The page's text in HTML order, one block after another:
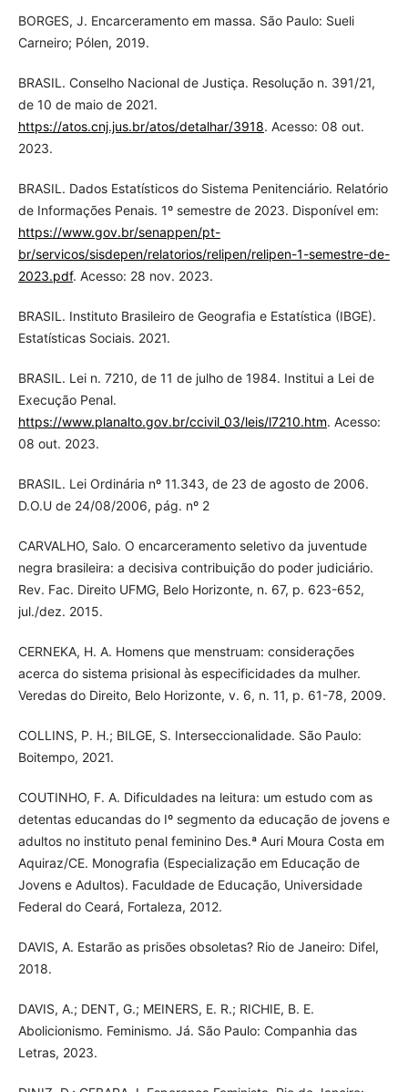
BORGES, J. Encarceramento em massa. São Paulo: Sueli
Carneiro; Pólen, 2019.
BRASIL. Conselho Nacional de Justiça. Resolução n. 391/21,
de 10 de maio de 2021.
https://atos.cnj.jus.br/atos/detalhar/3918. Acesso: 08 out.
2023.
BRASIL. Dados Estatísticos do Sistema Penitenciário. Relatório
de Informações Penais. 1º semestre de 2023. Disponível em:
https://www.gov.br/senappen/pt-
br/servicos/sisdepen/relatorios/relipen/relipen-1-semestre-de-
2023.pdf. Acesso: 28 nov. 2023.
BRASIL. Instituto Brasileiro de Geografia e Estatística (IBGE).
Estatísticas Sociais. 2021.
BRASIL. Lei n. 7210, de 11 de julho de 1984. Institui a Lei de
Execução Penal.
https://www.planalto.gov.br/ccivil_03/leis/l7210.htm. Acesso:
08 out. 2023.
BRASIL. Lei Ordinária nº 11.343, de 23 de agosto de 2006.
D.O.U de 24/08/2006, pág. nº 2
CARVALHO, Salo. O encarceramento seletivo da juventude
negra brasileira: a decisiva contribuição do poder judiciário.
Rev. Fac. Direito UFMG, Belo Horizonte, n. 67, p. 623-652,
jul./dez. 2015.
CERNEKA, H. A. Homens que menstruam: considerações
acerca do sistema prisional às especificidades da mulher.
Veredas do Direito, Belo Horizonte, v. 6, n. 11, p. 61-78, 2009.
COLLINS, P. H.; BILGE, S. Interseccionalidade. São Paulo:
Boitempo, 2021.
COUTINHO, F. A. Dificuldades na leitura: um estudo com as
detentas educandas do Iº segmento da educação de jovens e
adultos no instituto penal feminino Des.ª Auri Moura Costa em
Aquiraz/CE. Monografia (Especialização em Educação de
Jovens e Adultos). Faculdade de Educação, Universidade
Federal do Ceará, Fortaleza, 2012.
DAVIS, A. Estarão as prisões obsoletas? Rio de Janeiro: Difel,
2018.
DAVIS, A.; DENT, G.; MEINERS, E. R.; RICHIE, B. E.
Abolicionismo. Feminismo. Já. São Paulo: Companhia das
Letras, 2023.